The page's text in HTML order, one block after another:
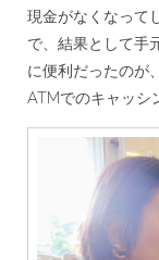
現金がなくなって
で、結果として手
に便利だったのが
ATMでのキャッシ